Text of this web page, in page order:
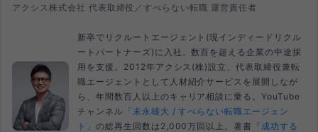
アクシス株式会社 代表取締役／すべらない転職 運営責任者
新卒でリクルートエージェント(現インディードリクル
ートパートナーズ)に入社。数百を超える企業の中途採
用を支援。2012年アクシス(株)設立、代表取締役兼転
職エージェントとして人材紹介サービスを展開しなが
ら、年間数百人以上のキャリア相談に乗る。YouTube
チャンネル 「末永雄大 / すべらない転職エージェン
ト」 の総再生回数は2,000万回以上。著書 『成功する